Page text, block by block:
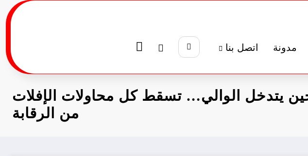
مدونة اتصل بنا
يتدخل الوالي… تسقط كل محاولات الإفلات
من الرقابة